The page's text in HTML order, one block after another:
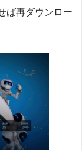
ば再ダウンロー